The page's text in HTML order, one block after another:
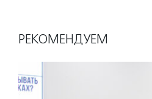
РЕКОМЕНДУЕМ